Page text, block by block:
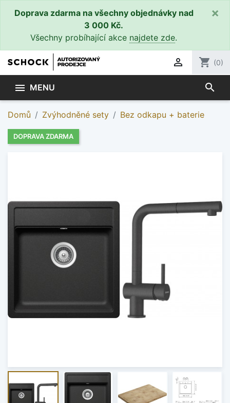
Doprava zdarma na všechny objednávky nad
3 000 Kč.
Všechny probíhající akce najdete zde.
×
 shopping_cart (0)
 MENU search
Domů Zvýhodněné sety Bez odkapu + baterie
DOPRAVA ZDARMA